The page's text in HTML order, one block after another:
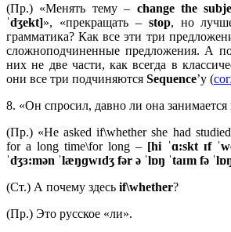
(Пр.) «Менять тему – change the
ˈdʒekt]», «прекращать – stop, но
грамматика? Как все эти три
сложноподчиненные предложения. А
них не две части, как всегда в
они все три подчиняются Sequence’у (
8. «Он спросил, давно ли она
(Пр.) «He asked if\whether she had
for a long time\for long – [hi ˈɑ:skt ɪf
ˈdʒɜ:mən ˈlæŋɡwɪdʒ fər ə ˈlɒŋ ˈtaɪm fə
(Ст.) А почему здесь if\whether?
(Пр.) Это русское «ли».